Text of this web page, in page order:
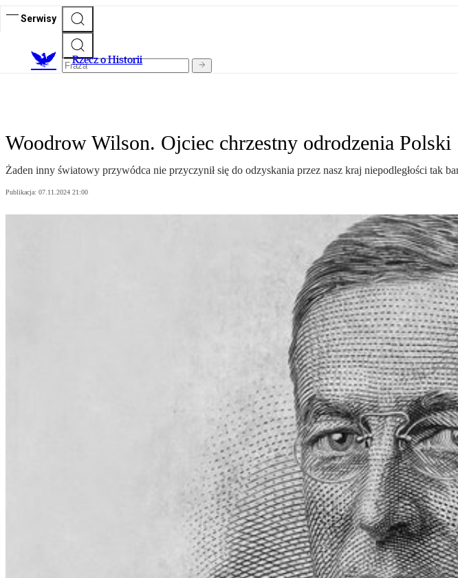
Serwisy
Rzecz o Historii
Woodrow Wilson. Ojciec chrzestny odrodzenia Polski
Żaden inny światowy przywódca nie przyczynił się do odzyskania przez nasz kraj niepodległości
Publikacja: 07.11.2024 21:00